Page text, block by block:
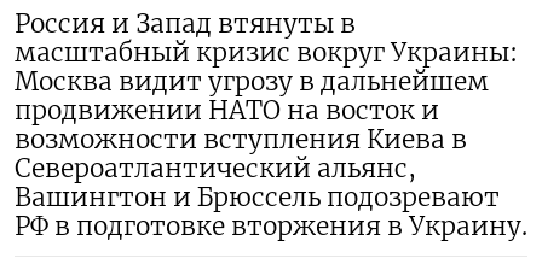
Россия и Запад втянуты в
масштабный кризис вокруг Украины:
Москва видит угрозу в дальнейшем
продвижении НАТО на восток и
возможности вступления Киева в
Североатлантический альянс,
Вашингтон и Брюссель подозревают
РФ в подготовке вторжения в Украину.